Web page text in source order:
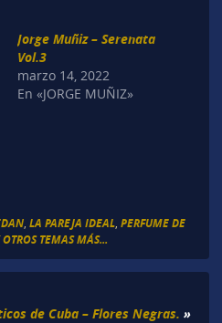
Jorge Muñiz – Serenata
Vol.3
marzo 14, 2022
En «JORGE MUÑIZ»
, LA PAREJA IDEAL, PERFUME DE
OTROS TEMAS MÁS...
de Cuba – Flores Negras. »